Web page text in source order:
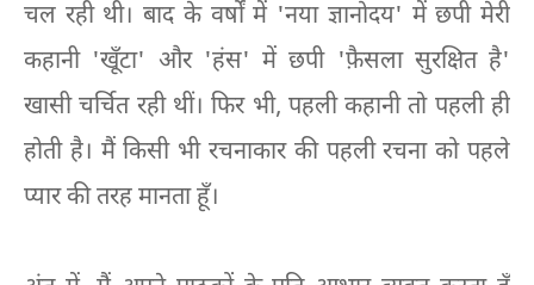
चल रही थी। बाद के वर्षों में 'नया ज्ञानोदय' में छपी मेरी
कहानी 'खूँटा' और 'हंस' में छपी 'फ़ैसला सुरक्षित है'
खासी चर्चित रही थीं। फिर भी, पहली कहानी तो पहली ही
होती है। मैं किसी भी रचनाकार की पहली रचना को पहले
प्यार की तरह मानता हूँ।